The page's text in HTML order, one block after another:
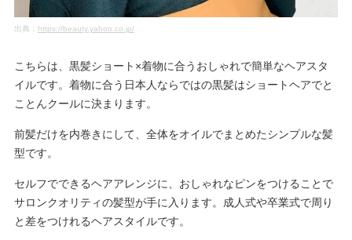
出典： https://beauty.yahoo.co.jp/
こちらは、黒髪ショート×着物に合うおしゃれで簡単なヘアスタ
イルです。着物に合う日本人ならではの黒髪はショートヘアでと
ことんクールに決まります。
前髪だけを内巻きにして、全体をオイルでまとめたシンプルな髪
型です。
セルフでできるヘアアレンジに、おしゃれなピンをつけることで
サロンクオリティの髪型が手に入ります。成人式や卒業式で周り
と差をつけれるヘアスタイルです。